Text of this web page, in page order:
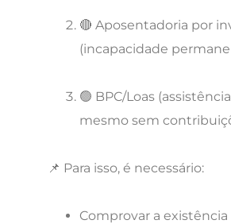
🔴 Aposentadoria por
(incapacidade
🟢 BPC/Loas
mesmo sem
📌 Para isso, é necessário:
Comprovar a existência